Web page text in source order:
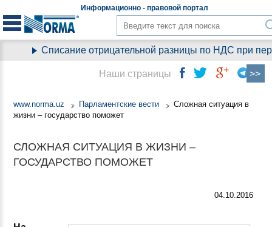
Информационно - правовойпортал
Списание отрицательной разницы по НДС при
www.norma.uz Парламентские вести
Сложная ситуация в
жизни – государство поможет
СЛОЖНАЯ СИТУАЦИЯ В ЖИЗНИ –
ГОСУДАРСТВО ПОМОЖЕТ
04.10.2016
Наши страницы